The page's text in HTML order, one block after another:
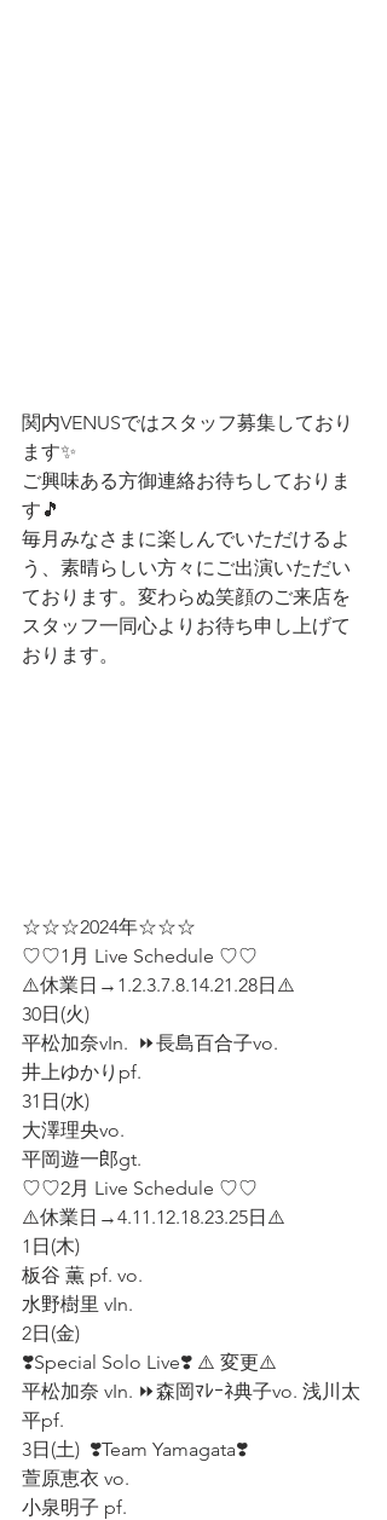
関内VENUSではスタッフ募集しており
ます✨
ご興味ある方御連絡お待ちしておりま
す🎵
毎月みなさまに楽しんでいただけるよ
う、素晴らしい方々にご出演いただい
ております。変わらぬ笑顔のご来店を
スタッフ一同心よりお待ち申し上げて
おります。
☆☆☆2024年☆☆☆
♡♡1月 Live Schedule ♡♡
⚠️休業日→1.2.3.7.8.14.21.28日⚠️
30日(火)
平松加奈vIn.  ⏩長島百合子vo.
井上ゆかりpf.
31日(水)
大澤理央vo.
平岡遊一郎gt.
♡♡2月 Live Schedule ♡♡
⚠️休業日→4.11.12.18.23.25日⚠️
1日(木)
板谷 薫 pf. vo.
水野樹里 vIn.
2日(金)
❣️Special Solo Live❣️ ⚠️ 変更⚠️
平松加奈 vIn. ⏩森岡ﾏﾚｰﾈ典子vo. 浅川太
平pf.
3日(土)  ❣️Team Yamagata❣️
萱原恵衣 vo.
小泉明子 pf.